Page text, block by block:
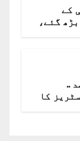
کے
بڑھ گئے،
9 فیصد ..
کا